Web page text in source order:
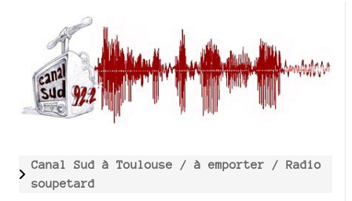
Canal Sud à Toulouse / à emporter / Radio
soupetard